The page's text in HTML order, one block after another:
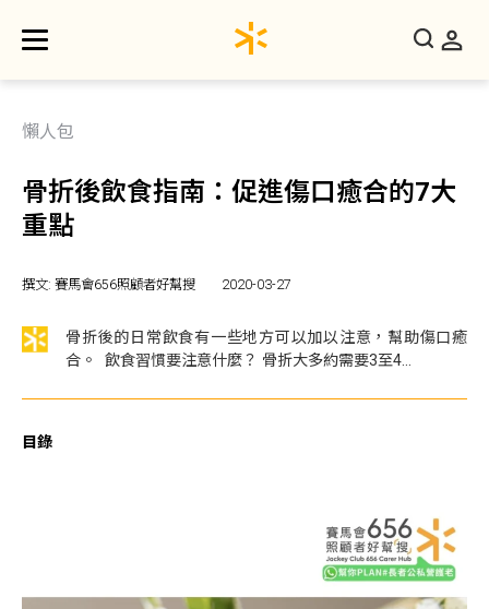
懶人包
骨折後飲食指南：促進傷口癒合的7大
重點
撰文: 賽馬會656照顧者好幫搜 2020-03-27
骨折後的日常飲食有一些地方可以加以注意，幫助傷口癒
合。 飲食習慣要注意什麼？ 骨折大多約需要3至4...
目錄